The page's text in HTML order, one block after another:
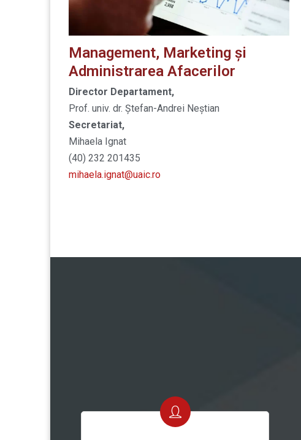
Management, Marketing și
Administrarea Afacerilor
Director Departament,
Prof. univ. dr. Ştefan-Andrei Neştian
Secretariat,
Mihaela Ignat
(40) 232 201435
mihaela.ignat@uaic.ro